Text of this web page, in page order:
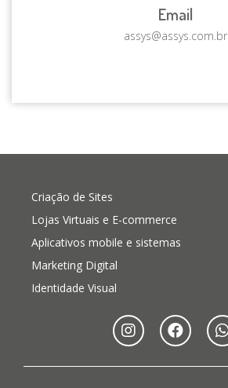
Email
assys@assys.com.br
Criação de Sites
Lojas Virtuais e E-commerce
Aplicativos mobile e sistemas
Marketing Digital
Identidade Visual